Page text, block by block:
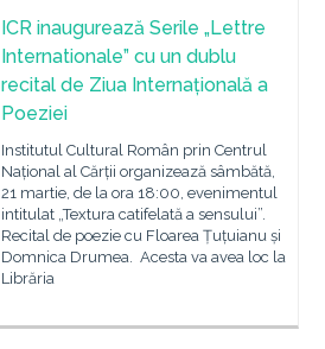
ICR inaugurează Serile „Lettre
Internationale” cu un dublu
recital de Ziua Internațională a
Poeziei
Institutul Cultural Român prin Centrul
Național al Cărții organizează sâmbătă,
21 martie, de la ora 18:00, evenimentul
intitulat „Textura catifelată a sensului”.
Recital de poezie cu Floarea Țuțuianu și
Domnica Drumea. Acesta va avea loc la
Librăria